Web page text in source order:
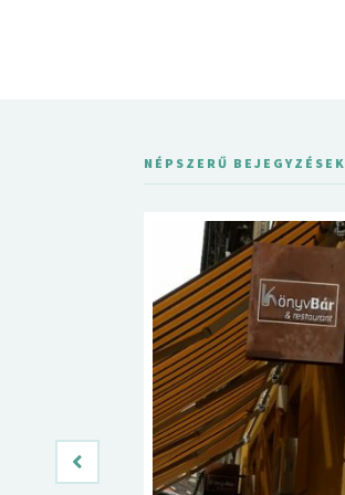
NÉPSZERŰ BEJEGYZÉSEK